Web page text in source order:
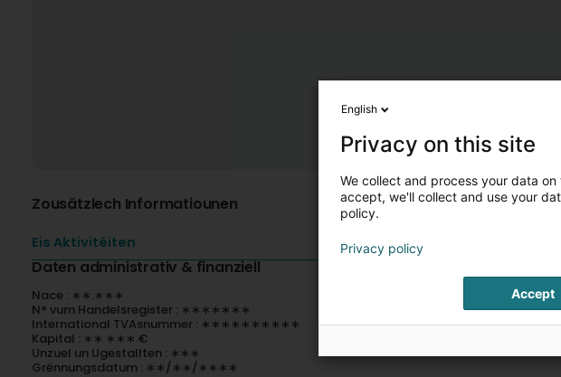
Zousätzlech Informatiounen
Eis Aktivitéiten
Daten administrativ & finanziell
Nace : ∗∗.∗∗∗
N° vum Handelsregister : ∗∗∗∗∗∗∗
International TVAsnummer : ∗∗∗∗∗∗∗∗∗∗
Kapital : ∗∗ ∗∗∗ €
Unzuel un Ugestallten : ∗∗∗
Grënnungsdatum : ∗∗/∗∗/∗∗∗∗
English
Privacy on this site
We collect and process your data
accept, we'll collect and use your
policy.
Privacy policy
Accept